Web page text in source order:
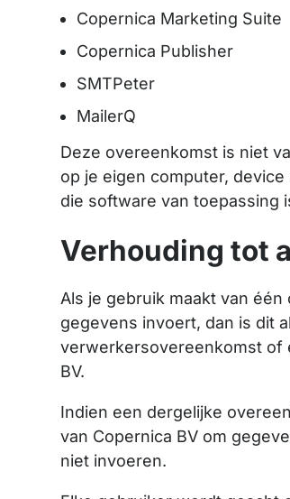
Copernica Marketing Suite
Copernica Publisher
SMTPeter
MailerQ
Deze overeenkomst is niet
op je eigen computer,
die software van toepassing
Verhouding tot
Als je gebruik maakt van
gegevens invoert, dan is dit
verwerkersovereenkomst of
BV.
Indien een dergelijke
van Copernica BV om
niet invoeren.